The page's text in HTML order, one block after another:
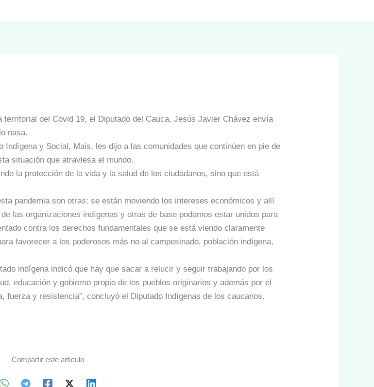
del Covid 19, el Diputado del Cauca, Jesús Javier Chávez envía
nasa.
y Social, Mais, les dijo a las comunidades que continúen en pie de
situación que atraviesa el mundo.
la protección de la vida y la salud de los ciudadanos, sino que está
pandemia son otras; se están moviendo los intereses económicos y allí
las organizaciones indígenas y otras de base podamos estar unidos para
contra los derechos fundamentales que se está viendo claramente
favorecer a los poderosos más no al campesinado, población indígena,
indígena indicó que hay que sacar a relucir y seguir trabajando por los
educación y gobierno propio de los pueblos originarios y además por el
fuerza y resistencia”, concluyó el Diputado Indígenas de los caucanos.
Compartir este artículo